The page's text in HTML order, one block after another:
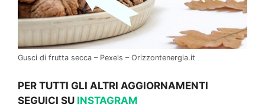
Gusci di frutta secca – Pexels – Orizzontenergia.it
PER TUTTI GLI ALTRI AGGIORNAMENTI
SEGUICI SU INSTAGRAM